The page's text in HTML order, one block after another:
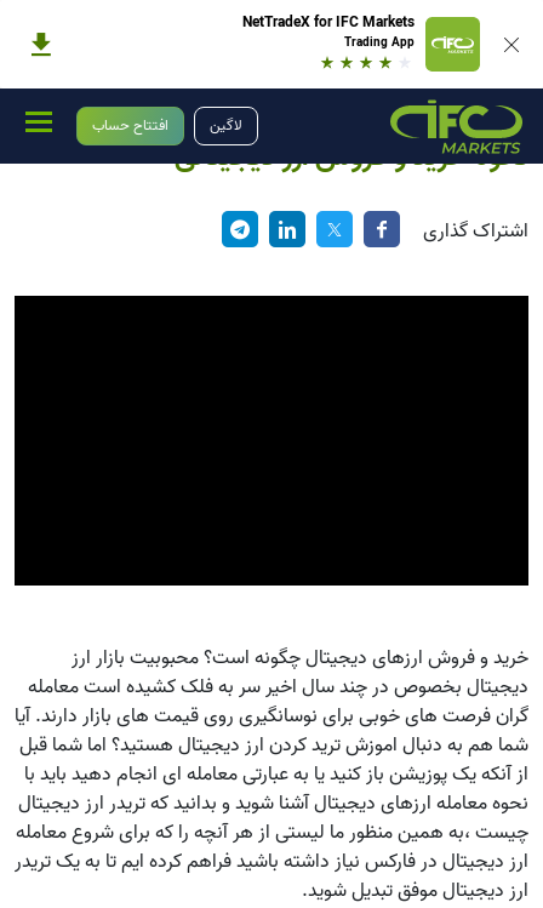
NetTradeX for IFC Markets
Trading App
لاگین افتتاح حساب
آموزش آموزش ترید ارز دیجیتال نحوه خرید و فروش ارز دیجیتالی
نحوه خرید و فروش ارز دیجیتالی
اشتراک گذاری
خرید و فروش ارزهای دیجیتال چگونه است؟ محبوبیت بازار ارز
دیجیتال بخصوص در چند سال اخیر سر به فلک کشیده است معامله
گران فرصت های خوبی برای نوسانگیری روی قیمت های بازار دارند. آیا
شما هم به دنبال اموزش ترید کردن ارز دیجیتال هستید؟ اما شما قبل
از آنکه یک پوزیشن باز کنید یا به عبارتی معامله ای انجام دهید باید با
نحوه معامله ارزهای دیجیتال آشنا شوید و بدانید که تریدر ارز دیجیتال
چیست ،به همین منظور ما لیستی از هر آنچه را که برای شروع معامله
ارز دیجیتال در فارکس نیاز داشته باشید فراهم کرده ایم تا به یک تریدر
ارز دیجیتال موفق تبدیل شوید.